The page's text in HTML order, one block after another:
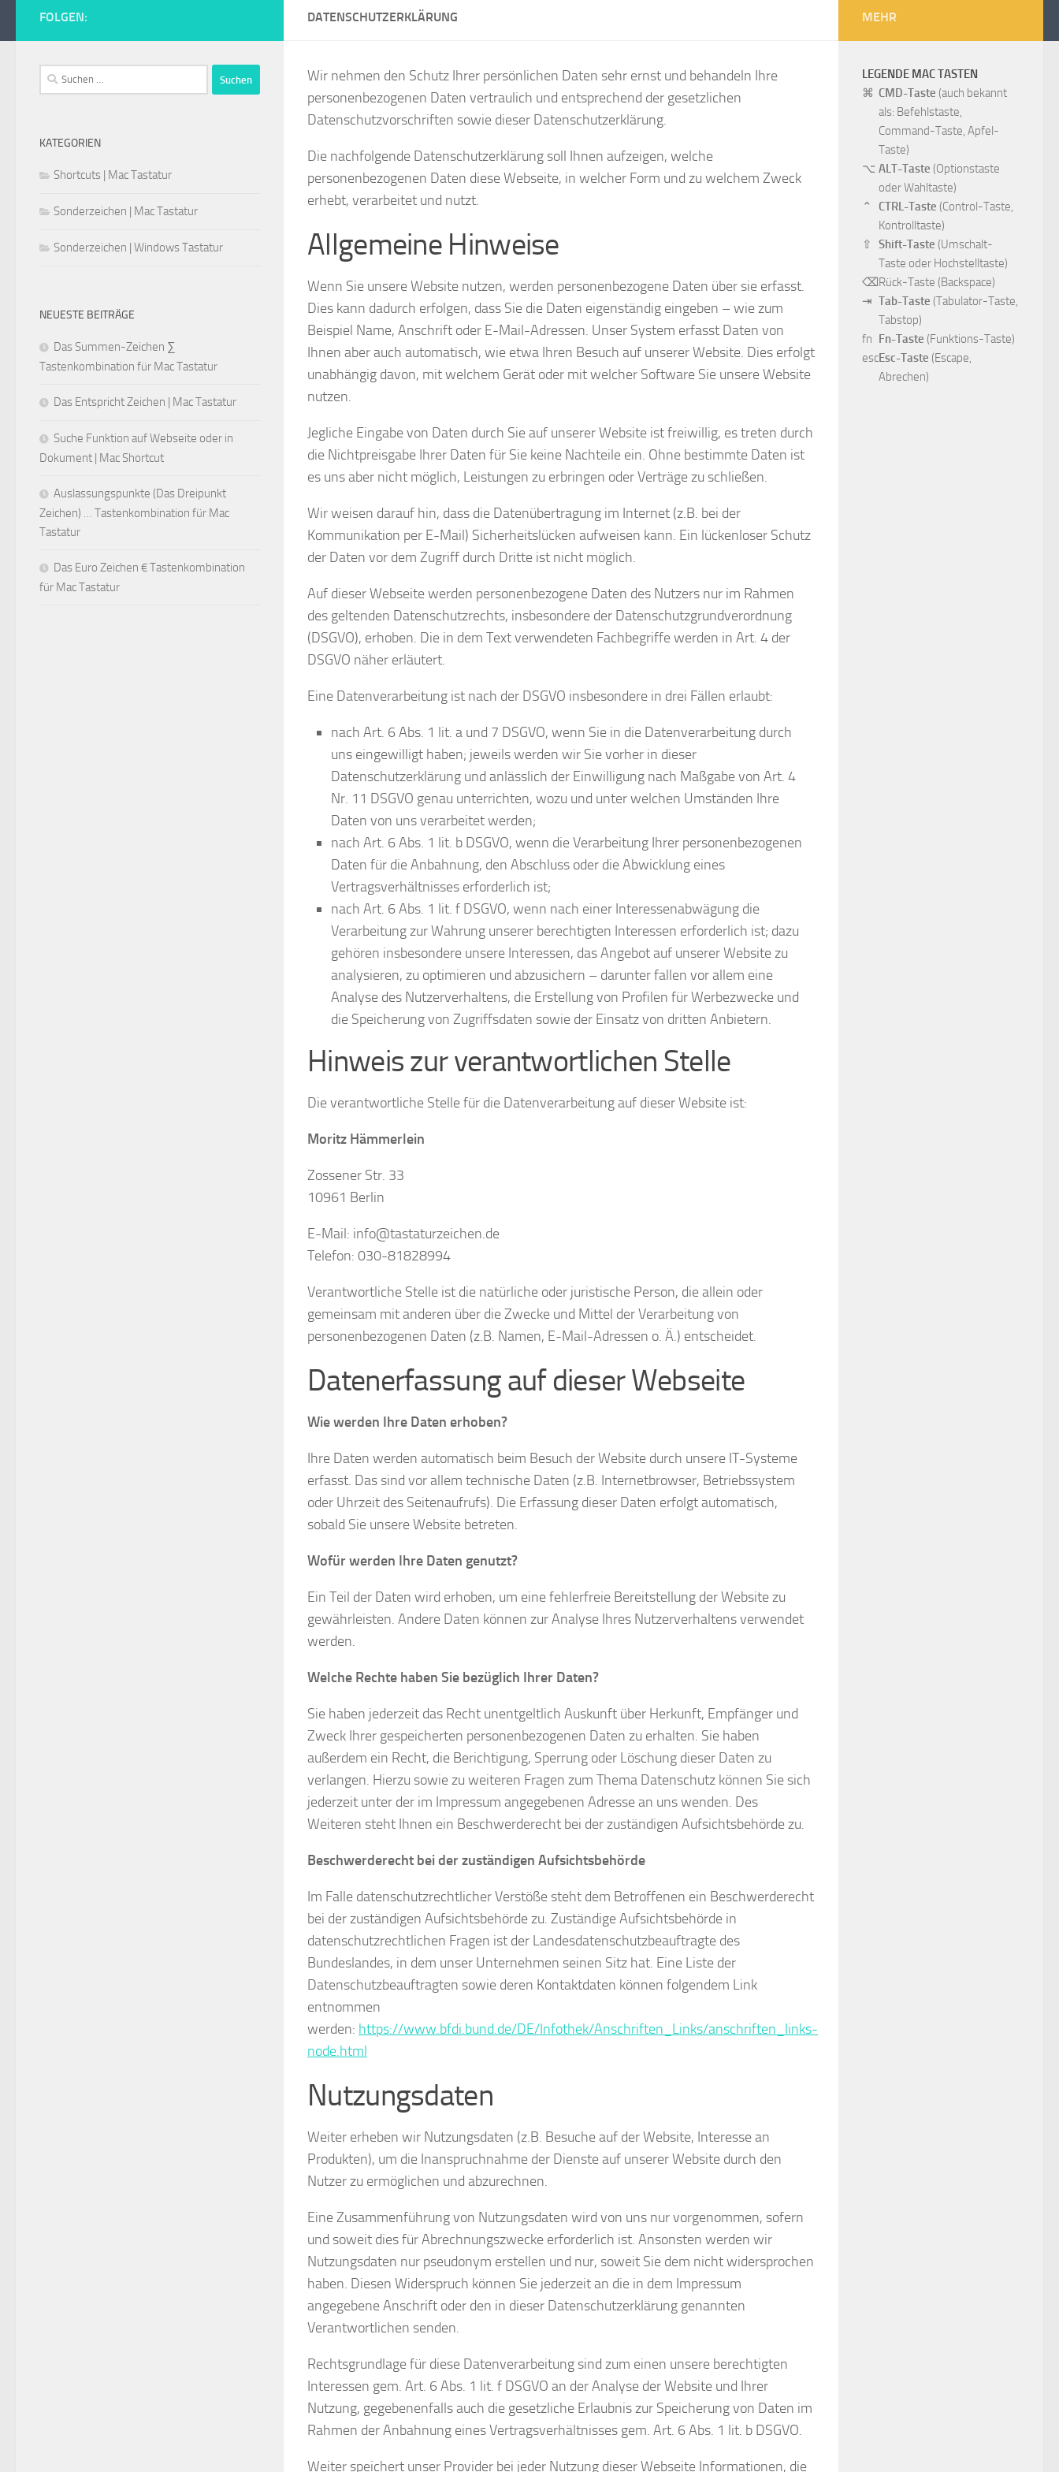
DATENSCHUTZERKLÄRUNG
Wir nehmen den Schutz Ihrer persönlichen Daten sehr ernst und behandeln Ihre
personenbezogenen Daten vertraulich und entsprechend der gesetzlichen
Datenschutzvorschriften sowie dieser Datenschutzerklärung.
Die nachfolgende Datenschutzerklärung soll Ihnen aufzeigen, welche
personenbezogenen Daten diese Webseite, in welcher Form und zu welchem Zweck
erhebt, verarbeitet und nutzt.
Allgemeine Hinweise
Wenn Sie unsere Website nutzen, werden personenbezogene Daten über sie erfasst.
Dies kann dadurch erfolgen, dass Sie die Daten eigenständig eingeben – wie zum
Beispiel Name, Anschrift oder E-Mail-Adressen. Unser System erfasst Daten von
Ihnen aber auch automatisch, wie etwa Ihren Besuch auf unserer Website. Dies erfolgt
unabhängig davon, mit welchem Gerät oder mit welcher Software Sie unsere Website
nutzen.
Jegliche Eingabe von Daten durch Sie auf unserer Website ist freiwillig, es treten durch
die Nichtpreisgabe Ihrer Daten für Sie keine Nachteile ein. Ohne bestimmte Daten ist
es uns aber nicht möglich, Leistungen zu erbringen oder Verträge zu schließen.
Wir weisen darauf hin, dass die Datenübertragung im Internet (z.B. bei der
Kommunikation per E-Mail) Sicherheitslücken aufweisen kann. Ein lückenloser Schutz
der Daten vor dem Zugriff durch Dritte ist nicht möglich.
Auf dieser Webseite werden personenbezogene Daten des Nutzers nur im Rahmen
des geltenden Datenschutzrechts, insbesondere der Datenschutzgrundverordnung
(DSGVO), erhoben. Die in dem Text verwendeten Fachbegriffe werden in Art. 4 der
DSGVO näher erläutert.
Eine Datenverarbeitung ist nach der DSGVO insbesondere in drei Fällen erlaubt:
nach Art. 6 Abs. 1 lit. a und 7 DSGVO, wenn Sie in die Datenverarbeitung durch
uns eingewilligt haben; jeweils werden wir Sie vorher in dieser
Datenschutzerklärung und anlässlich der Einwilligung nach Maßgabe von Art. 4
Nr. 11 DSGVO genau unterrichten, wozu und unter welchen Umständen Ihre
Daten von uns verarbeitet werden;
nach Art. 6 Abs. 1 lit. b DSGVO, wenn die Verarbeitung Ihrer personenbezogenen
Daten für die Anbahnung, den Abschluss oder die Abwicklung eines
Vertragsverhältnisses erforderlich ist;
nach Art. 6 Abs. 1 lit. f DSGVO, wenn nach einer Interessenabwägung die
Verarbeitung zur Wahrung unserer berechtigten Interessen erforderlich ist; dazu
gehören insbesondere unsere Interessen, das Angebot auf unserer Website zu
analysieren, zu optimieren und abzusichern – darunter fallen vor allem eine
Analyse des Nutzerverhaltens, die Erstellung von Profilen für Werbezwecke und
die Speicherung von Zugriffsdaten sowie der Einsatz von dritten Anbietern.
Hinweis zur verantwortlichen Stelle
Die verantwortliche Stelle für die Datenverarbeitung auf dieser Website ist:
Moritz Hämmerlein
Zossener Str. 33
10961 Berlin
E-Mail: info@tastaturzeichen.de
Telefon: 030-81828994
Verantwortliche Stelle ist die natürliche oder juristische Person, die allein oder
gemeinsam mit anderen über die Zwecke und Mittel der Verarbeitung von
personenbezogenen Daten (z.B. Namen, E-Mail-Adressen o. Ä.) entscheidet.
Datenerfassung auf dieser Webseite
Wie werden Ihre Daten erhoben?
Ihre Daten werden automatisch beim Besuch der Website durch unsere IT-Systeme
erfasst. Das sind vor allem technische Daten (z.B. Internetbrowser, Betriebssystem
oder Uhrzeit des Seitenaufrufs). Die Erfassung dieser Daten erfolgt automatisch,
sobald Sie unsere Website betreten.
Wofür werden Ihre Daten genutzt?
Ein Teil der Daten wird erhoben, um eine fehlerfreie Bereitstellung der Website zu
gewährleisten. Andere Daten können zur Analyse Ihres Nutzerverhaltens verwendet
werden.
Welche Rechte haben Sie bezüglich Ihrer Daten?
Sie haben jederzeit das Recht unentgeltlich Auskunft über Herkunft, Empfänger und
Zweck Ihrer gespeicherten personenbezogenen Daten zu erhalten. Sie haben
außerdem ein Recht, die Berichtigung, Sperrung oder Löschung dieser Daten zu
verlangen. Hierzu sowie zu weiteren Fragen zum Thema Datenschutz können Sie sich
jederzeit unter der im Impressum angegebenen Adresse an uns wenden. Des
Weiteren steht Ihnen ein Beschwerderecht bei der zuständigen Aufsichtsbehörde zu.
Beschwerderecht bei der zuständigen Aufsichtsbehörde
Im Falle datenschutzrechtlicher Verstöße steht dem Betroffenen ein Beschwerderecht
bei der zuständigen Aufsichtsbehörde zu. Zuständige Aufsichtsbehörde in
datenschutzrechtlichen Fragen ist der Landesdatenschutzbeauftragte des
Bundeslandes, in dem unser Unternehmen seinen Sitz hat. Eine Liste der
Datenschutzbeauftragten sowie deren Kontaktdaten können folgendem Link
entnommen
werden: https://www.bfdi.bund.de/DE/Infothek/Anschriften_Links/anschriften_links-
node.html
Nutzungsdaten
Weiter erheben wir Nutzungsdaten (z.B. Besuche auf der Website, Interesse an
Produkten), um die Inanspruchnahme der Dienste auf unserer Website durch den
Nutzer zu ermöglichen und abzurechnen.
Eine Zusammenführung von Nutzungsdaten wird von uns nur vorgenommen, sofern
und soweit dies für Abrechnungszwecke erforderlich ist. Ansonsten werden wir
Nutzungsdaten nur pseudonym erstellen und nur, soweit Sie dem nicht widersprochen
haben. Diesen Widerspruch können Sie jederzeit an die in dem Impressum
angegebene Anschrift oder den in dieser Datenschutzerklärung genannten
Verantwortlichen senden.
Rechtsgrundlage für diese Datenverarbeitung sind zum einen unsere berechtigten
Interessen gem. Art. 6 Abs. 1 lit. f DSGVO an der Analyse der Website und Ihrer
Nutzung, gegebenenfalls auch die gesetzliche Erlaubnis zur Speicherung von Daten im
Rahmen der Anbahnung eines Vertragsverhältnisses gem. Art. 6 Abs. 1 lit. b DSGVO.
Weiter speichert unser Provider bei jeder Nutzung dieser Webseite Informationen, die
FOLGEN:
Suchen
nach:
KATEGORIEN
Shortcuts | Mac Tastatur
Sonderzeichen | Mac Tastatur
Sonderzeichen | Windows Tastatur
NEUESTE BEITRÄGE
Das Summen-Zeichen ∑
Tastenkombination für Mac Tastatur
Das Entspricht Zeichen | Mac Tastatur
Suche Funktion auf Webseite oder in
Dokument | Mac Shortcut
Auslassungspunkte (Das Dreipunkt
Zeichen) … Tastenkombination für Mac
Tastatur
Das Euro Zeichen € Tastenkombination
für Mac Tastatur
MEHR
LEGENDE MAC TASTEN
⌘ CMD-Taste (auch bekannt
als: Befehlstaste,
Command-Taste, Apfel-
Taste)
⌥ ALT-Taste (Optionstaste
oder Wahltaste)
⌃
CTRL-Taste (Control-Taste,
Kontrolltaste)
⇧
Shift-Taste (Umschalt-
Taste oder Hochstelltaste)
⌫Rück-Taste (Backspace)
⇥ Tab-Taste (Tabulator-Taste,
Tabstop)
fn Fn-Taste (Funktions-Taste)
escEsc-Taste (Escape,
Abrechen)